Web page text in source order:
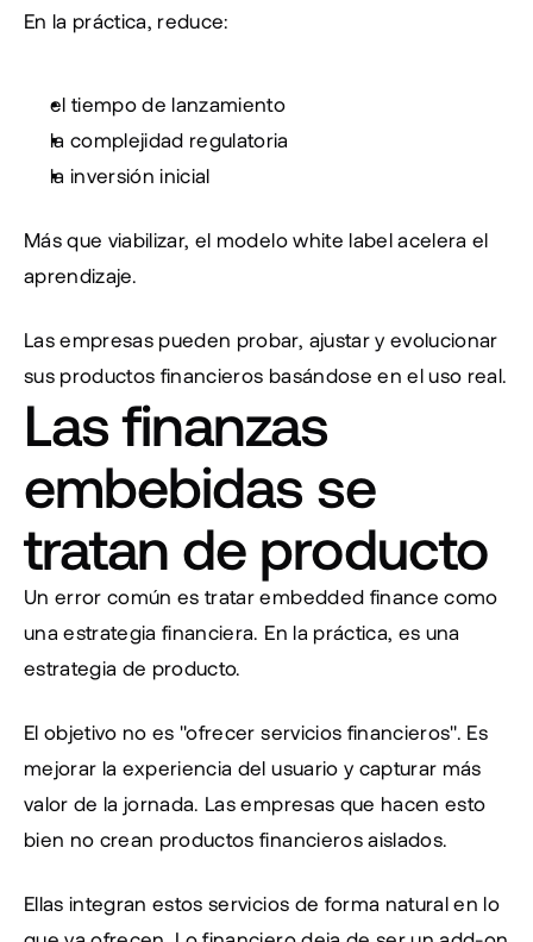
En la práctica, reduce:
el tiempo de lanzamiento
la complejidad regulatoria
la inversión inicial
Más que viabilizar, el modelo white label acelera el
aprendizaje.
Las empresas pueden probar, ajustar y evolucionar
sus productos financieros basándose en el uso real.
Las finanzas
embebidas se
tratan de producto
Un error común es tratar embedded finance como
una estrategia financiera. En la práctica, es una
estrategia de producto.
El objetivo no es "ofrecer servicios financieros". Es
mejorar la experiencia del usuario y capturar más
valor de la jornada. Las empresas que hacen esto
bien no crean productos financieros aislados.
Ellas integran estos servicios de forma natural en lo